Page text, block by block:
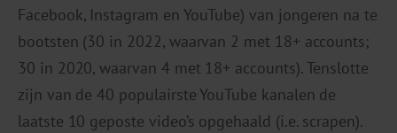
Facebook, Instagram en YouTube) van jongeren na te
bootsten (30 in 2022, waarvan 2 met 18+ accounts;
30 in 2020, waarvan 4 met 18+ accounts). Tenslotte
zijn van de 40 populairste YouTube kanalen de
laatste 10 geposte video’s opgehaald (i.e. scrapen).